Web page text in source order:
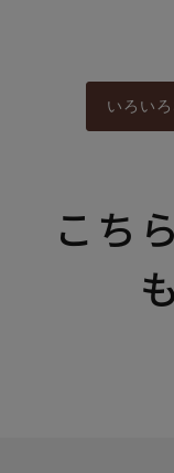
いろい
こち